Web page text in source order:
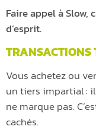
Faire appel à Slow,
d’esprit.
TRANSACTIONS
Vous achetez ou
un tiers impartial : il
ne marque pas.
cachés.